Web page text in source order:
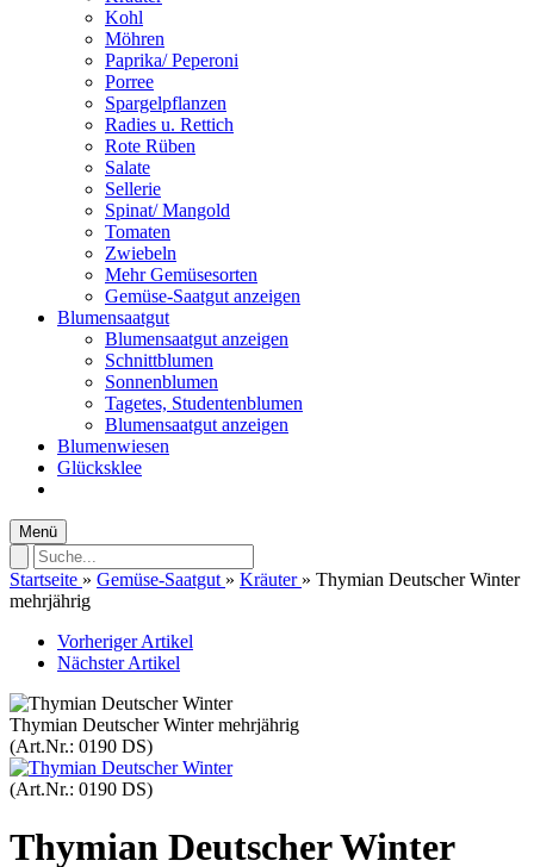
Kohl
Möhren
Paprika/ Peperoni
Porree
Spargelpflanzen
Radies u. Rettich
Rote Rüben
Salate
Sellerie
Spinat/ Mangold
Tomaten
Zwiebeln
Mehr Gemüsesorten
Gemüse-Saatgut anzeigen
Blumensaatgut
Blumensaatgut anzeigen
Schnittblumen
Sonnenblumen
Tagetes, Studentenblumen
Blumensaatgut anzeigen
Blumenwiesen
Glücksklee
Menü
Startseite » Gemüse-Saatgut » Kräuter » Thymian Deutscher Winter
mehrjährig
Vorheriger Artikel
Nächster Artikel
Thymian Deutscher Winter mehrjährig
(Art.Nr.: 0190 DS)
(Art.Nr.: 0190 DS)
Thymian Deutscher Winter